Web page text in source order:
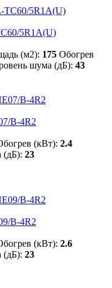
5R1A(U)
(м2): 175 Обогрев
шума (дБ): 43
B-4R2
(кВт): 2.4
(дБ): 23
B-4R2
(кВт): 2.6
(дБ): 23